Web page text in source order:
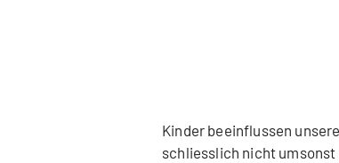
Kinder beeinflussen
schliesslich nicht